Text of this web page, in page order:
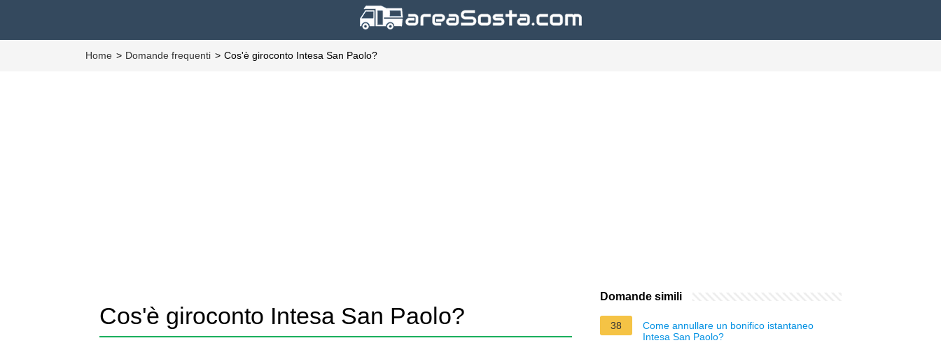
Home Domande frequenti Cos'è giroconto Intesa San Paolo?
Cos'è giroconto Intesa San Paolo?
Domande simili
38
Come annullare un bonifico istantaneo
Intesa San Paolo?